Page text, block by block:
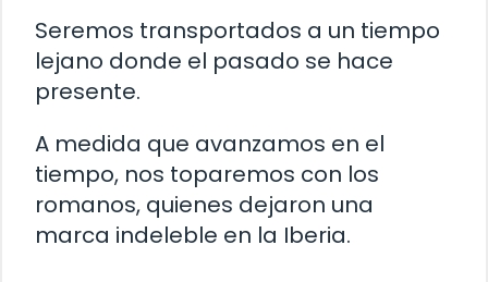
Seremos transportados a un tiempo
lejano donde el pasado se hace
presente.
A medida que avanzamos en el
tiempo, nos toparemos con los
romanos, quienes dejaron una
marca indeleble en la Iberia.